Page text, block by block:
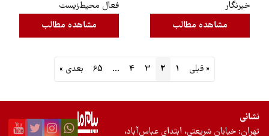
خبرنگار
مشاهده مطالب
فعال محیط‌زیست
مشاهده مطالب
« قبلی 1
2
3
4
…
65 بعدی »
نشانی
تهران: خیابان شریعتی، ابتدای عباس‌آباد،